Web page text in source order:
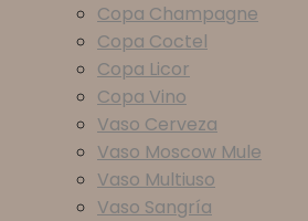
Copa Champagne
Copa Coctel
Copa Licor
Copa Vino
Vaso Cerveza
Vaso Moscow Mule
Vaso Multiuso
Vaso Sangría